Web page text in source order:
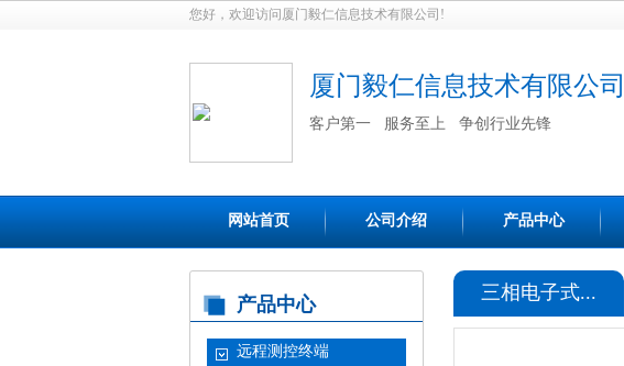
您好，欢迎访问厦门毅仁信息技术有限公司!
厦门毅仁信息技术有限公司
客户第一 服务至上 争创行业先锋
网站首页 公司介绍 产品中心
产品中心
远程测控终端
三相电子式...